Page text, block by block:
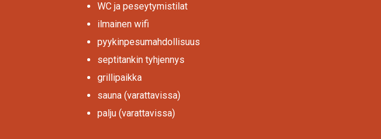
WC ja peseytymistilat
ilmainen wifi
pyykinpesumahdollisuus
septitankin tyhjennys
grillipaikka
sauna (varattavissa)
palju (varattavissa)